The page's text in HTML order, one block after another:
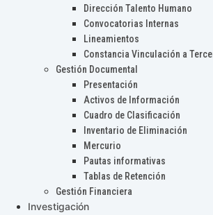
Dirección Talento Humano
Convocatorias Internas
Lineamientos
Constancia Vinculación a
Gestión Documental
Presentación
Activos de Información
Cuadro de Clasificación
Inventario de Eliminación
Mercurio
Pautas informativas
Tablas de Retención
Gestión Financiera
Investigación